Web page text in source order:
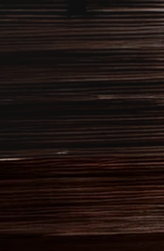
Vedsted hjælper dig
i opbevarede varer.
partnere, så du hurtigt
af